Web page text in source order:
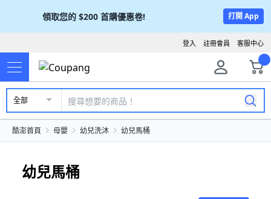
領取您的 $200 首購優惠卷! 打開 App
客服中心
註冊會員
登入
全部
酷澎首頁 母嬰 幼兒洗沐 幼兒馬桶
幼兒馬桶